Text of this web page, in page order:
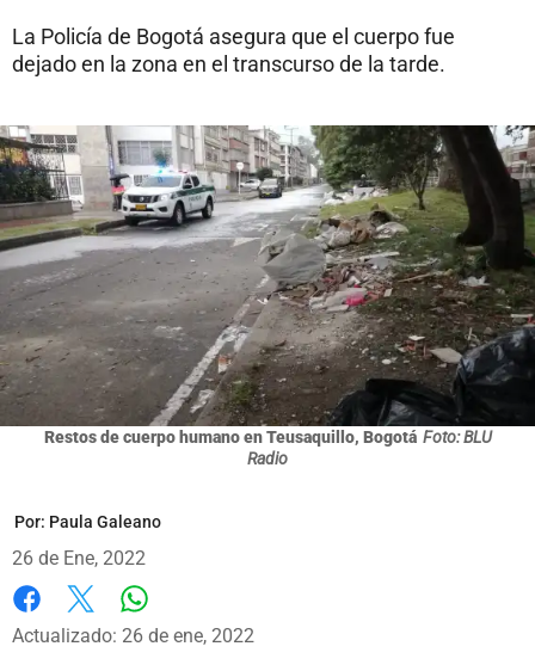
La Policía de Bogotá asegura que el cuerpo fue
dejado en la zona en el transcurso de la tarde.
Restos de cuerpo humano en Teusaquillo, Bogotá Foto: BLU
Radio
Por: Paula Galeano
26 de Ene, 2022
Facebook
X
Actualizado: 26 de ene, 2022